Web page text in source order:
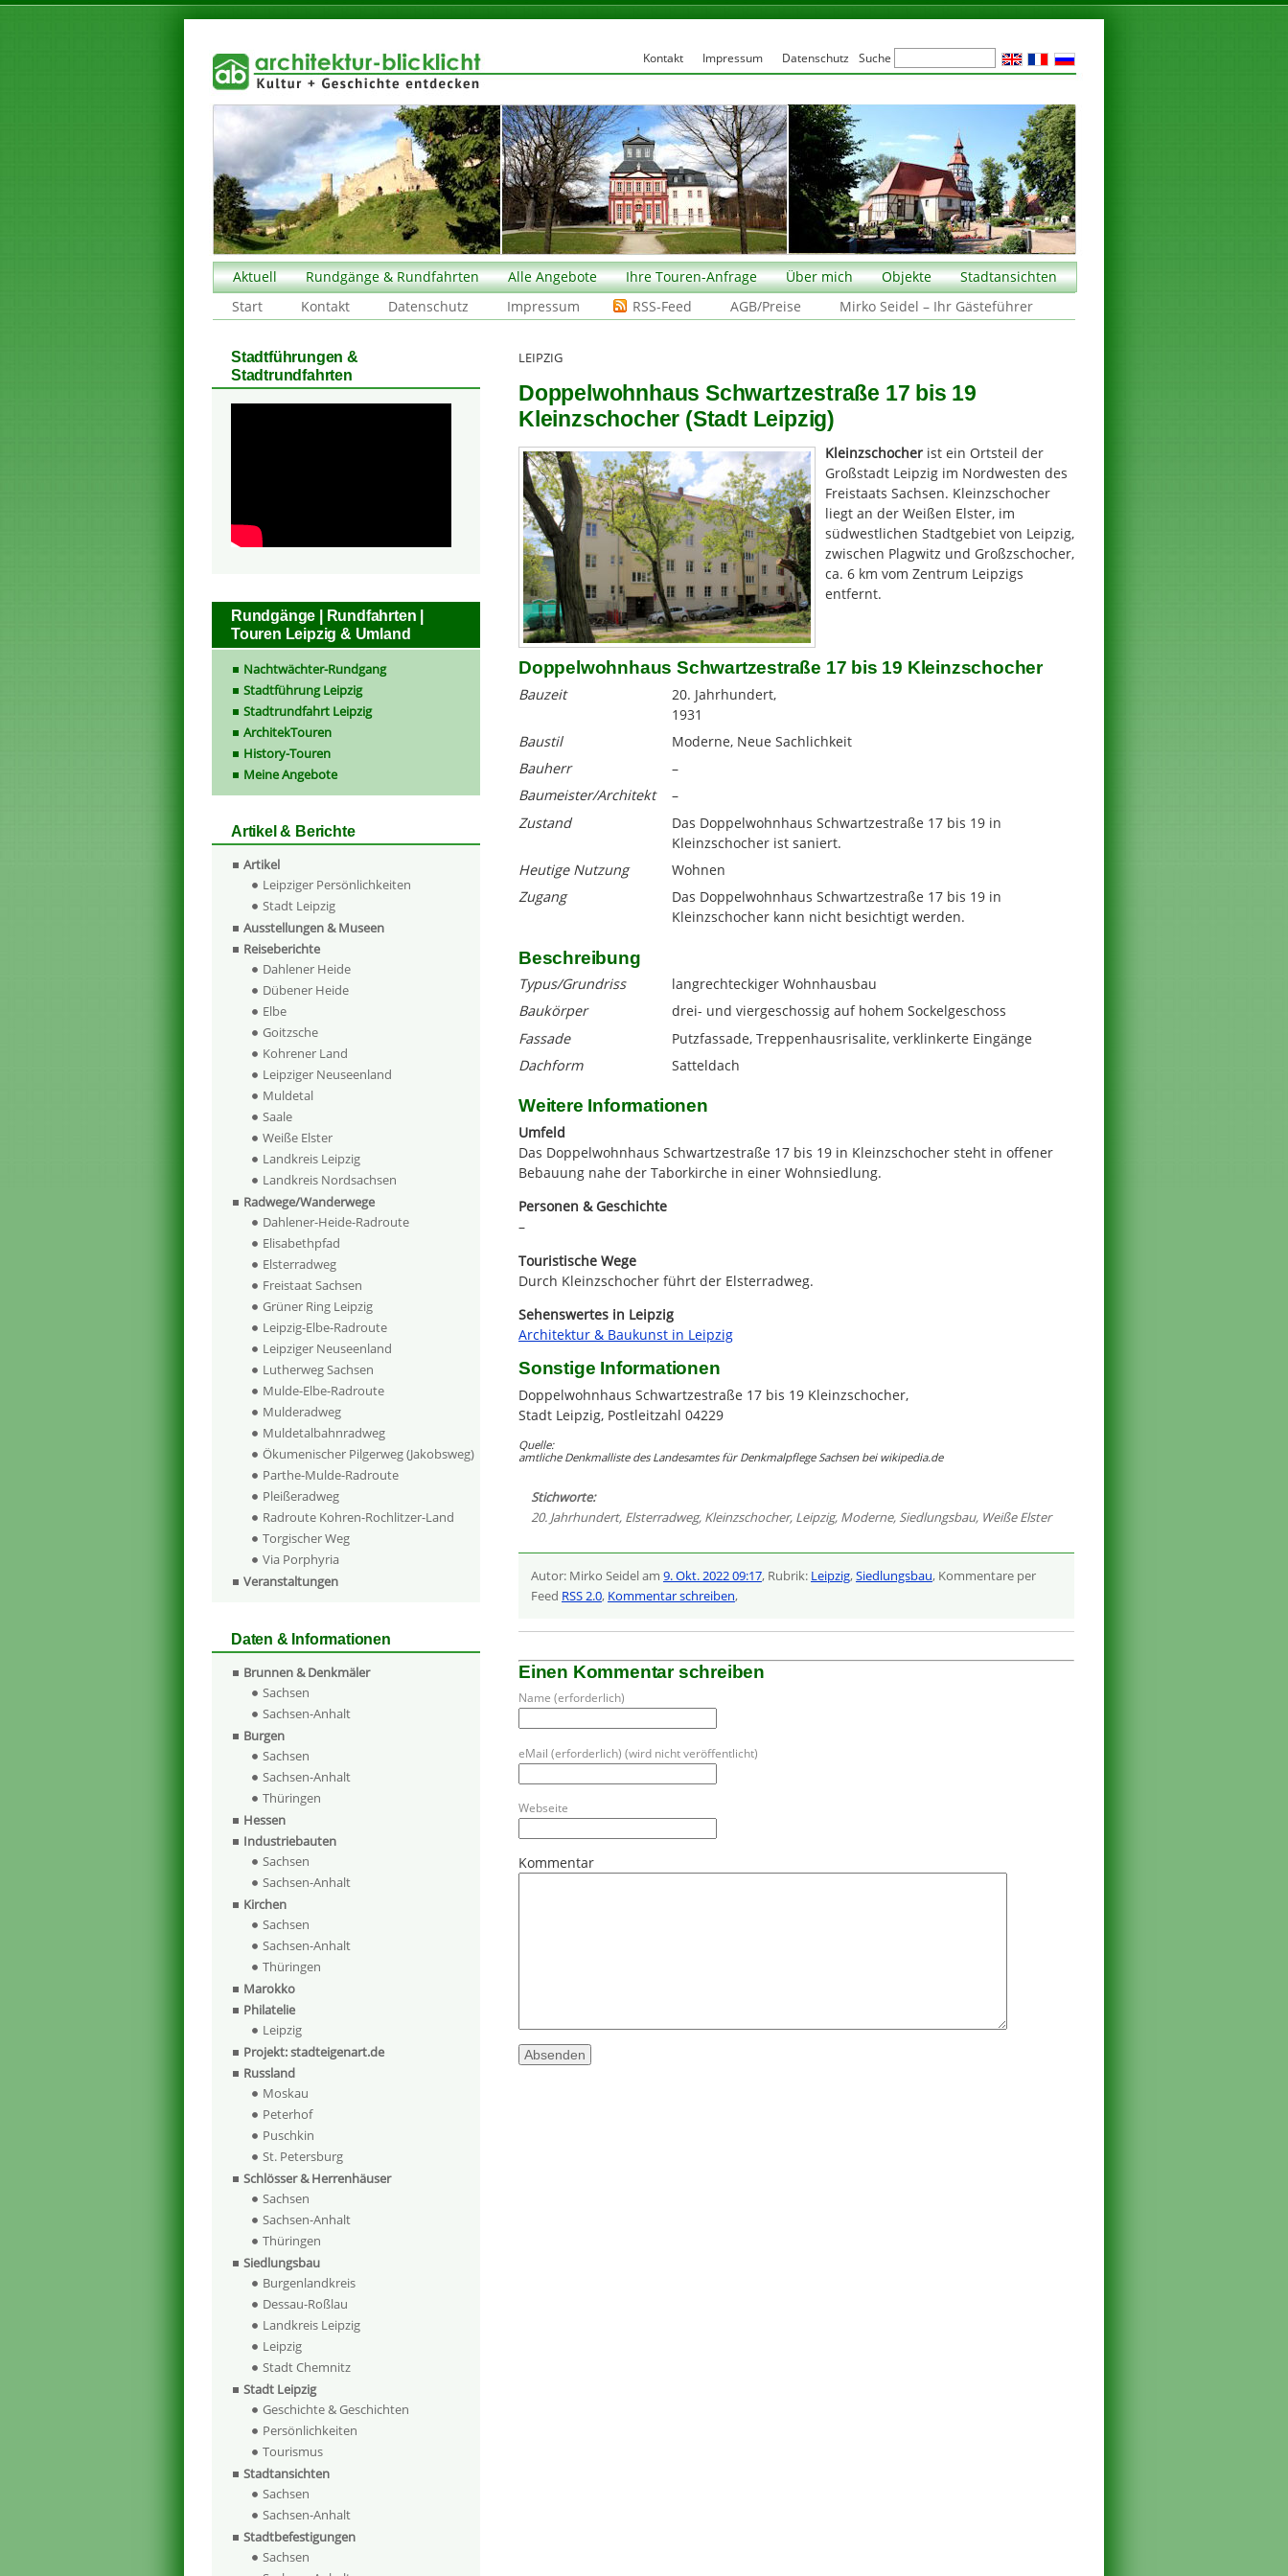
Aktuell Rundgänge & Rundfahrten Alle Angebote Ihre Touren-Anfrage Über mich Objekte
Stadtansichten
Start
Kontakt Datenschutz Impressum RSS-Feed AGB/Preise Mirko Seidel – Ihr Gästeführer
LEIPZIG
Doppelwohnhaus Schwartzestraße 17 bis 19
Kleinzschocher (Stadt Leipzig)
Kleinzschocher ist ein Ortsteil der
Großstadt Leipzig im Nordwesten des
Freistaats Sachsen. Kleinzschocher
liegt an der Weißen Elster, im
südwestlichen Stadtgebiet von Leipzig,
zwischen Plagwitz und Großzschocher,
ca. 6 km vom Zentrum Leipzigs
entfernt.
Doppelwohnhaus Schwartzestraße 17 bis 19 Kleinzschocher
Bauzeit
20. Jahrhundert,
1931
Baustil
Moderne, Neue Sachlichkeit
Bauherr
–
Baumeister/Architekt
–
Zustand
Das Doppelwohnhaus Schwartzestraße 17 bis 19 in
Kleinzschocher ist saniert.
Heutige Nutzung
Wohnen
Zugang
Das Doppelwohnhaus Schwartzestraße 17 bis 19 in
Kleinzschocher kann nicht besichtigt werden.
Beschreibung
Typus/Grundriss
langrechteckiger Wohnhausbau
Baukörper
drei- und viergeschossig auf hohem Sockelgeschoss
Fassade
Putzfassade, Treppenhausrisalite, verklinkerte Eingänge
Dachform
Satteldach
Weitere Informationen
Umfeld
Das Doppelwohnhaus Schwartzestraße 17 bis 19 in Kleinzschocher steht in offener
Bebauung nahe der Taborkirche in einer Wohnsiedlung.
Personen & Geschichte
–
Touristische Wege
Durch Kleinzschocher führt der Elsterradweg.
Sehenswertes in Leipzig
Architektur & Baukunst in Leipzig
Sonstige Informationen
Doppelwohnhaus Schwartzestraße 17 bis 19 Kleinzschocher,
Stadt Leipzig, Postleitzahl 04229
Quelle:
amtliche Denkmalliste des Landesamtes für Denkmalpflege Sachsen bei wikipedia.de
Stichworte:
20. Jahrhundert, Elsterradweg, Kleinzschocher, Leipzig, Moderne, Siedlungsbau, Weiße Elster
Autor: Mirko Seidel am 9. Okt. 2022 09:17, Rubrik: Leipzig,Siedlungsbau, Kommentare per
Feed RSS 2.0, Kommentar schreiben,
Einen Kommentar schreiben
Name (erforderlich)
eMail (erforderlich) (wird nicht veröffentlicht)
Webseite
Kommentar
Stadtführungen &
Stadtrundfahrten
Rundgänge | Rundfahrten |
Touren Leipzig & Umland
Nachtwächter-Rundgang
Stadtführung Leipzig
Stadtrundfahrt Leipzig
ArchitekTouren
History-Touren
Meine Angebote
Artikel & Berichte
Artikel
Leipziger Persönlichkeiten
Stadt Leipzig
Ausstellungen & Museen
Reiseberichte
Dahlener Heide
Dübener Heide
Elbe
Goitzsche
Kohrener Land
Leipziger Neuseenland
Muldetal
Saale
Weiße Elster
Landkreis Leipzig
Landkreis Nordsachsen
Radwege/Wanderwege
Dahlener-Heide-Radroute
Elisabethpfad
Elsterradweg
Freistaat Sachsen
Grüner Ring Leipzig
Leipzig-Elbe-Radroute
Leipziger Neuseenland
Lutherweg Sachsen
Mulde-Elbe-Radroute
Mulderadweg
Muldetalbahnradweg
Ökumenischer Pilgerweg (Jakobsweg)
Parthe-Mulde-Radroute
Pleißeradweg
Radroute Kohren-Rochlitzer-Land
Torgischer Weg
Via Porphyria
Veranstaltungen
Daten & Informationen
Brunnen & Denkmäler
Sachsen
Sachsen-Anhalt
Burgen
Sachsen
Sachsen-Anhalt
Thüringen
Hessen
Industriebauten
Sachsen
Sachsen-Anhalt
Kirchen
Sachsen
Sachsen-Anhalt
Thüringen
Marokko
Philatelie
Leipzig
Projekt: stadteigenart.de
Russland
Moskau
Peterhof
Puschkin
St. Petersburg
Schlösser & Herrenhäuser
Sachsen
Sachsen-Anhalt
Thüringen
Siedlungsbau
Burgenlandkreis
Dessau-Roßlau
Landkreis Leipzig
Leipzig
Stadt Chemnitz
Stadt Leipzig
Geschichte & Geschichten
Persönlichkeiten
Tourismus
Stadtansichten
Sachsen
Sachsen-Anhalt
Stadtbefestigungen
Sachsen
Kontakt Impressum Datenschutz Suche